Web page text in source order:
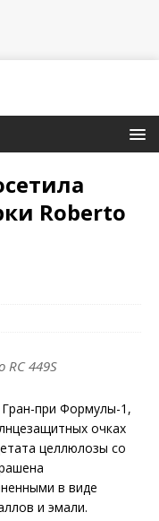
Roberto
RC 449S
при Формулы-1,
очках
целлюлозы со
в виде
и эмали.